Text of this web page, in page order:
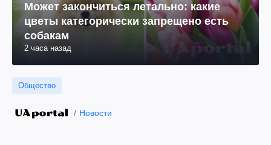
Может закончиться летально: какие
цветы категорически запрещено есть
собакам
2 часа назад
Общество
Новости